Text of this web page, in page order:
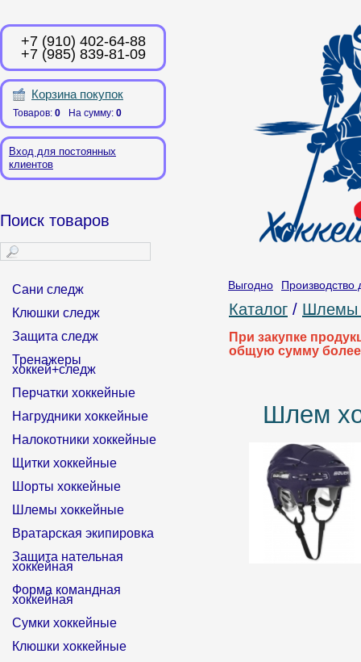
+7 (910) 402-64-88
+7 (985) 839-81-09
Корзина покупок
Товаров: 0 На сумму: 0
Вход для постоянных
клиентов
Выгодно Производство
Поиск товаров
Сани следж
Клюшки следж
Защита следж
Тренажеры
хоккей+следж
Перчатки хоккейные
Нагрудники хоккейные
Налокотники хоккейные
Щитки хоккейные
Шорты хоккейные
Шлемы хоккейные
Вратарская экипировка
Защита нательная
хоккейная
Форма командная
хоккейная
Сумки хоккейные
Клюшки хоккейные
Каталог / Шлемы
При закупке
общую сумму более
Шлем